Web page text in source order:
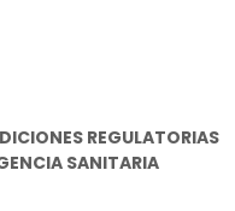
REGULATORIAS
SANITARIA